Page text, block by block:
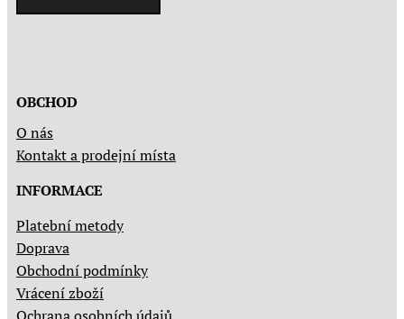
OBCHOD
O nás
Kontakt a prodejní místa
INFORMACE
Platební metody
Doprava
Obchodní podmínky
Vrácení zboží